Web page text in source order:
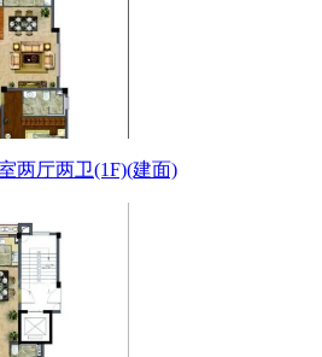
两厅两卫(1F)(建面)